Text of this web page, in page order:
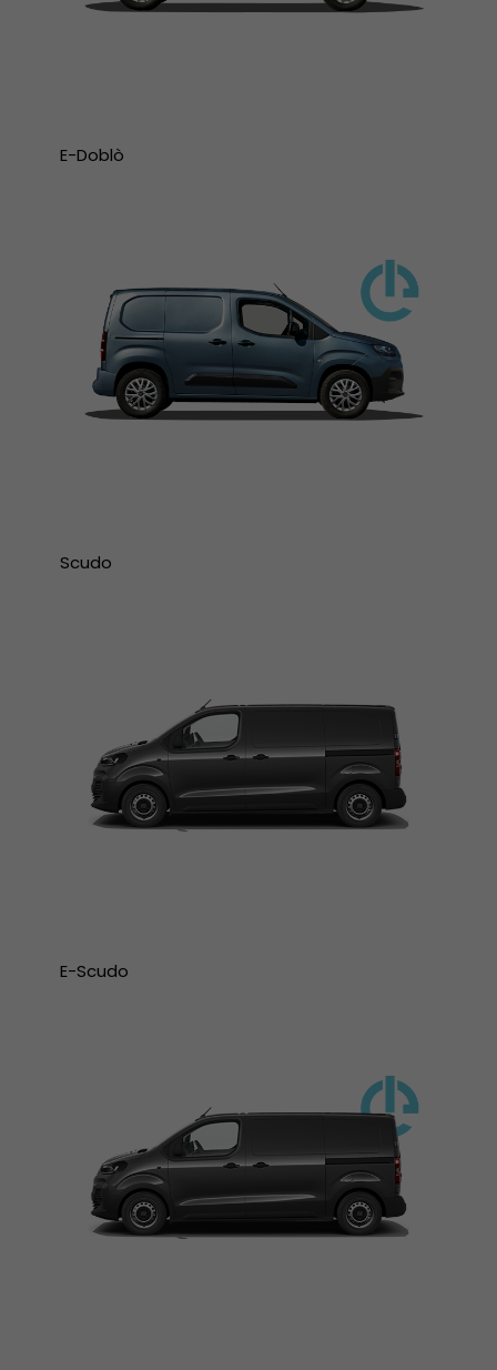
E-Doblò
Scudo
E-Scudo